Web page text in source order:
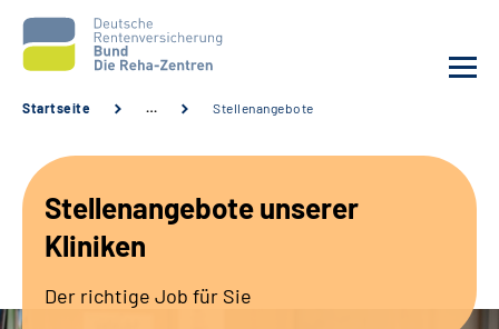
Unsere Kliniken
Startseite … Stellenangebote
Stellenangebote unserer
Kliniken
Der richtige Job für Sie